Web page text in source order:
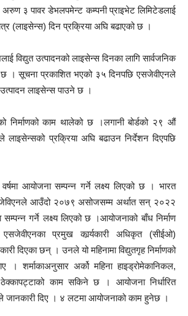
३ पावर डेभलपमेन्ट कम्पनी प्राइभेट लिमिटेडलाई
(लाइसेन्स) दिन प्रक्रिया अघि बढाएको छ ।
विद्युत उत्पादनको लाइसेन्स दिनका लागि सार्वजनिक
। सूचना प्रकाशित भएको ३५ दिनपछि एसजेवीएनले
लाइसेन्स पाउने छ ।
निर्माणको काम थालेको छ ।लगानी बोर्डको २९ औं
प्रक्रिया अघि बढाउन निर्देशन दिएपछि
आयोजना सम्पन्न गर्ने लक्ष्य लिएको छ । भारत
आउँदो २०७९ असोजसम्म अर्थात सन् २०२२
गर्ने लक्ष्य लिएको छ ।आयोजनाको बाँध निर्माण
प्रमुख कार्र्यकारी अधिकृत (सीईओ)
दिएका छन् । उनले यो महिनामा विद्युतगृह निर्माणको
। शर्माकाअनुसार अर्को महिना हाइड्रोमेकानिकल,
ठेक्कापट्टाको काम सकिने छ । आयोजना निर्धारित
जानकारी दिए । ४ लटमा आयोजनाको काम हुनेछ ।